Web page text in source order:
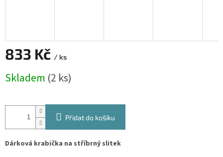
833 Kč / ks
cena:
Skladem (2 ks)
Přidat do košíku
Dárková krabička na stříbrný slitek